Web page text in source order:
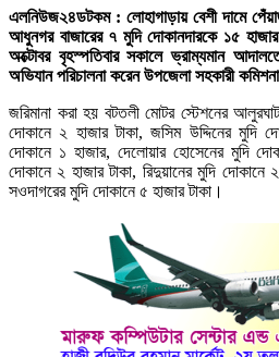
এলনিউজ২৪ডটকম : লোহাগাড়ায় বেশী দামে
আধুনগর বাজারের ৭ মুদি দোকানদারকে ১৫
অক্টোবর বৃহস্পতিবার সকালে ভ্রাম্যমান
অভিযান পরিচালনা করেন উপজেলা সহকারী
জরিমানা করা হয় বটতলী মোটর স্টেশনের
দোকানে ২ হাজার টাকা, জসিম উদ্দিনের
দোকানে ১ হাজার, দেলোয়ার হোসেনের মুদি
দোকানে ২ হাজার টাকা, রিদুয়ানের মুদি
সওদাগরের মুদি দোকানে ৫ হাজার টাকা।